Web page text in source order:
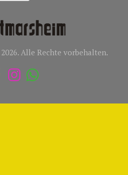
Alle Rechte vorbehalten.